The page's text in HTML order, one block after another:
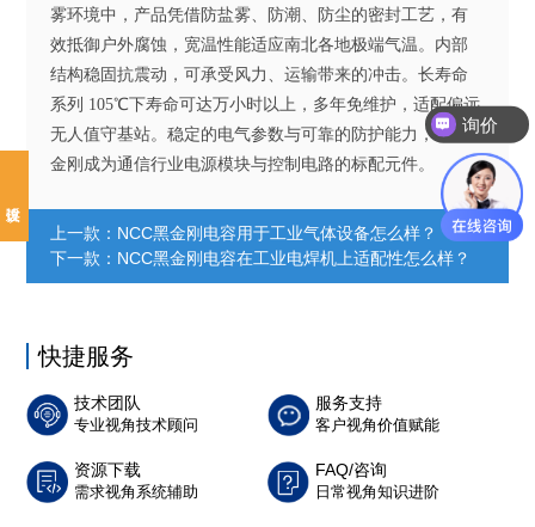
雾环境中，产品凭借防盐雾、防潮、防尘的密封工艺，有
效抵御户外腐蚀，宽温性能适应南北各地极端气温。内部
结构稳固抗震动，可承受风力、运输带来的冲击。长寿命
系列 105℃下寿命可达万小时以上，多年免维护，适配偏远
无人值守基站。稳定的电气参数与可靠的防护能力，让黑
金刚成为通信行业电源模块与控制电路的标配元件。
上一款： NCC黑金刚电容用于工业气体设备怎么样？
下一款： NCC黑金刚电容在工业电焊机上适配性怎么样？
快捷服务
技术团队
专业视角技术顾问
服务支持
客户视角价值赋能
资源下载
需求视角系统辅助
FAQ/咨询
日常视角知识进阶
询价